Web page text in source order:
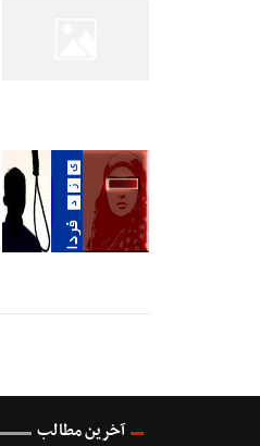
04 Bahman 1394 -
آخرین مطالب